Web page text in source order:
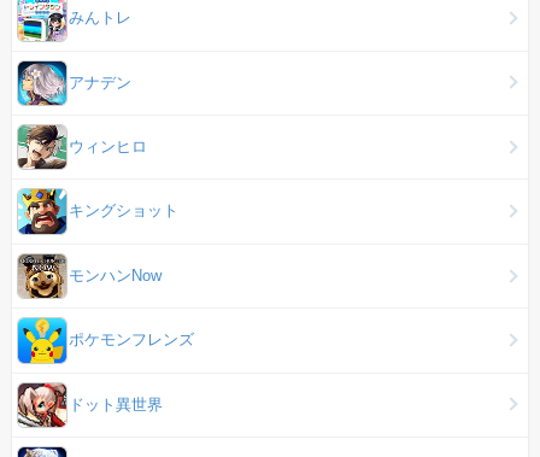
みんトレ
アナデン
ウィンヒロ
キングショット
モンハンNow
ポケモンフレンズ
ドット異世界